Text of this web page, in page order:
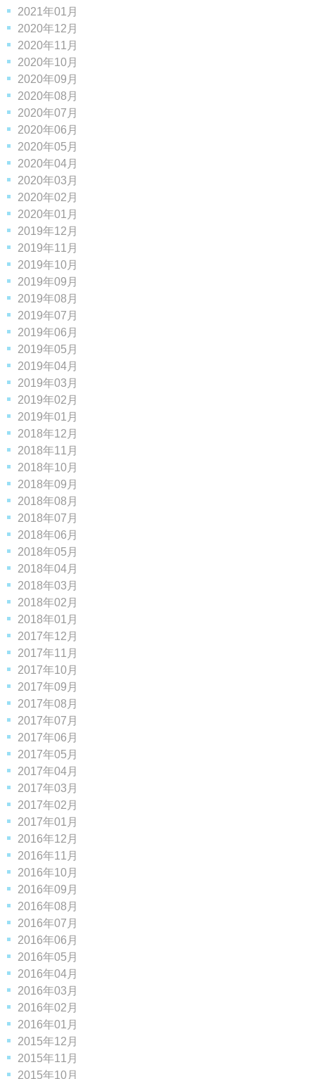
2021年01月
2020年12月
2020年11月
2020年10月
2020年09月
2020年08月
2020年07月
2020年06月
2020年05月
2020年04月
2020年03月
2020年02月
2020年01月
2019年12月
2019年11月
2019年10月
2019年09月
2019年08月
2019年07月
2019年06月
2019年05月
2019年04月
2019年03月
2019年02月
2019年01月
2018年12月
2018年11月
2018年10月
2018年09月
2018年08月
2018年07月
2018年06月
2018年05月
2018年04月
2018年03月
2018年02月
2018年01月
2017年12月
2017年11月
2017年10月
2017年09月
2017年08月
2017年07月
2017年06月
2017年05月
2017年04月
2017年03月
2017年02月
2017年01月
2016年12月
2016年11月
2016年10月
2016年09月
2016年08月
2016年07月
2016年06月
2016年05月
2016年04月
2016年03月
2016年02月
2016年01月
2015年12月
2015年11月
2015年10月